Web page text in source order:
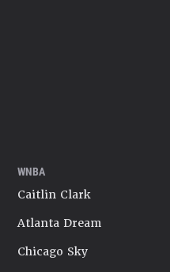
WNBA
Caitlin Clark
Atlanta Dream
Chicago Sky